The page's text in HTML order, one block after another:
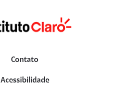
Contato
Acessibilidade